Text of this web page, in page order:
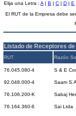
Elija una Letra : A | B | C | D | E
El RUT de la Empresa debe
Listado de Receptores
RUT Razón
76.045.080-4 S & E
92.048.000-4 Saam
76.106.200-K Sabaj
76.164.360-6 Sai Ltda